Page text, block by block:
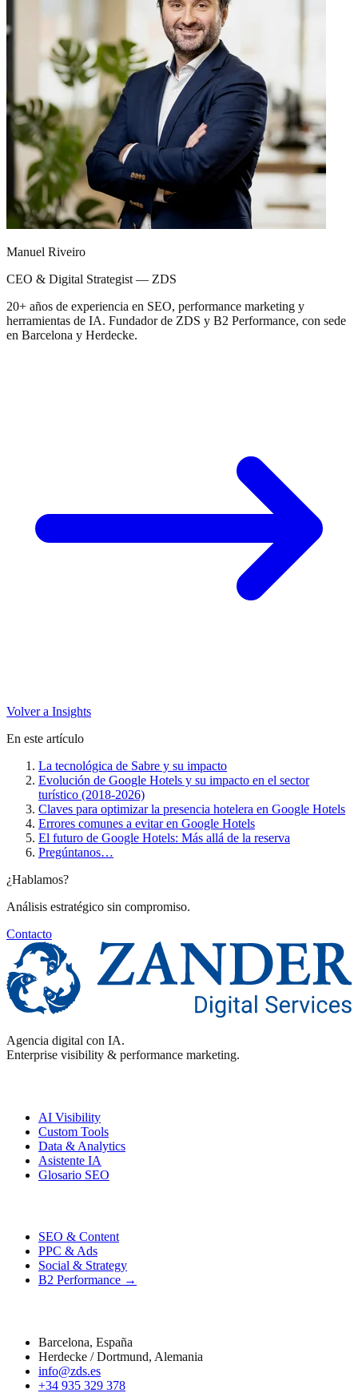
Manuel Riveiro
CEO & Digital Strategist — ZDS
20+ años de experiencia en SEO, performance marketing y
herramientas de IA. Fundador de ZDS y B2 Performance, con sede
en Barcelona y Herdecke.
Volver a Insights
En este artículo
La tecnológica de Sabre y su impacto
Evolución de Google Hotels y su impacto en el sector
turístico (2018-2026)
Claves para optimizar la presencia hotelera en Google Hotels
Errores comunes a evitar en Google Hotels
El futuro de Google Hotels: Más allá de la reserva
Pregúntanos…
¿Hablamos?
Análisis estratégico sin compromiso.
Contacto
Agencia digital con IA.
Enterprise visibility & performance marketing.
AI Visibility
Custom Tools
Data & Analytics
Asistente IA
Glosario SEO
SEO & Content
PPC & Ads
Social & Strategy
B2 Performance →
Barcelona, España
Herdecke / Dortmund, Alemania
info@zds.es
+34 935 329 378